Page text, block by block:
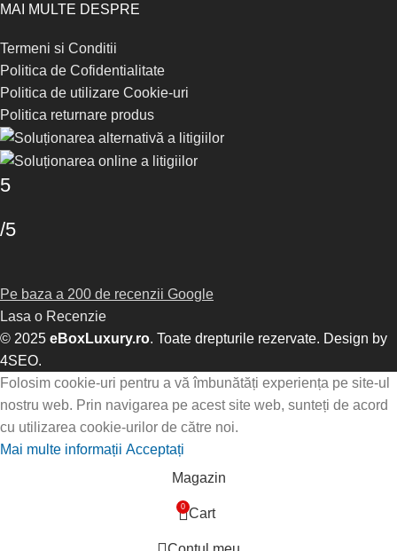
MAI MULTE DESPRE
Termeni si Conditii
Politica de Cofidentialitate
Politica de utilizare Cookie-uri
Politica returnare produs
5
/5
Pe baza a 200 de recenzii Google
Lasa o Recenzie
© 2025 eBoxLuxury.ro. Toate drepturile rezervate. Design by
4SEO.
Folosim cookie-uri pentru a vă îmbunătăți experiența pe site-ul
nostru web. Prin navigarea pe acest site web, sunteți de acord
cu utilizarea cookie-urilor de către noi.
Mai multe informații Acceptați
Magazin
0 Cart